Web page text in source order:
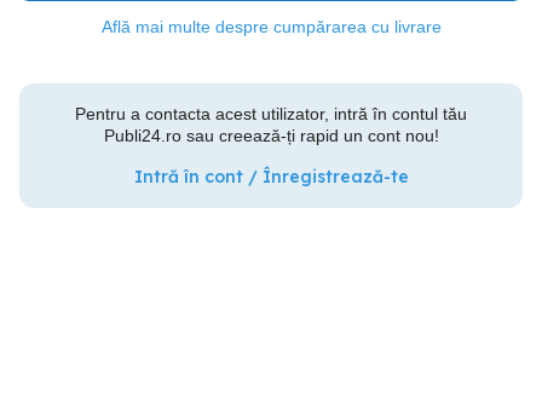
Află mai multe despre cumpărarea cu livrare
Pentru a contacta acest utilizator, intră în contul tău
Publi24.ro sau creează-ți rapid un cont nou!
Intră în cont / Înregistrează-te